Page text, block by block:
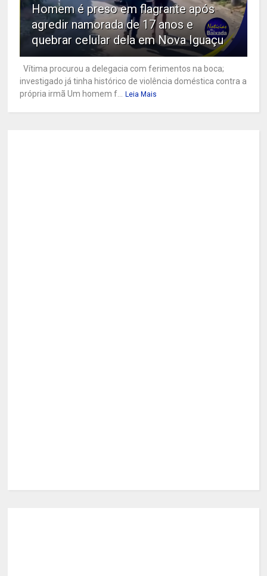
Homem é preso em flagrante após
agredir namorada de 17 anos e
quebrar celular dela em Nova Iguaçu
Vítima procurou a delegacia com ferimentos na boca;
investigado já tinha histórico de violência doméstica contra a
própria irmã Um homem f... Leia Mais